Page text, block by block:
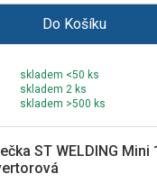
Do Košíku
skladem <50 ks
skladem 2 ks
skladem >500 ks
ST WELDING Mini